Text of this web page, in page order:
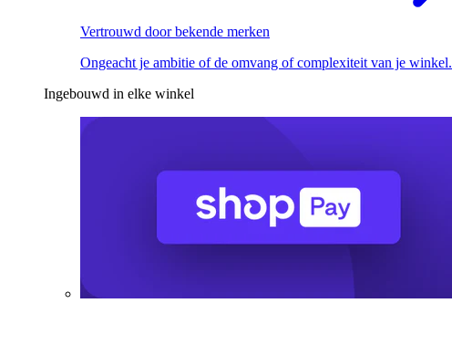
Vertrouwd door bekende merken
Ongeacht je ambitie of de omvang of complexiteit van je winkel.
Ingebouwd in elke winkel